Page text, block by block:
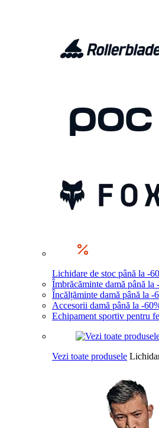
Lichidare de stoc până la -
Îmbrăcăminte damă până la
Încălțăminte damă până la -
Accesorii damă până la -
Echipament sportiv pentru
Vezi toate produsele